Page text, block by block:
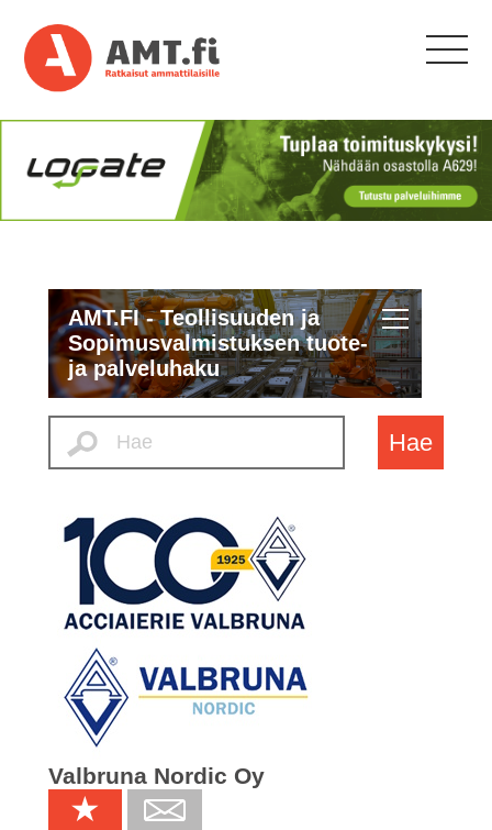
AMT.FI - Teollisuuden ja
Sopimusvalmistuksen tuote-
ja palveluhaku
Hae
Valbruna Nordic Oy